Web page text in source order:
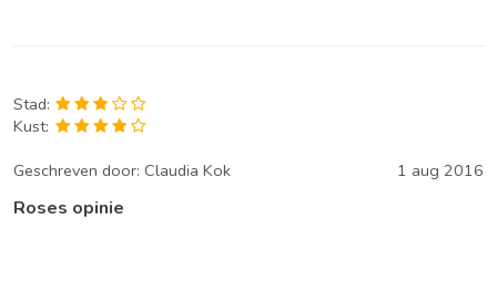
Stad:
Kust:
Geschreven door: Claudia Kok 1 aug 2016
Roses opinie